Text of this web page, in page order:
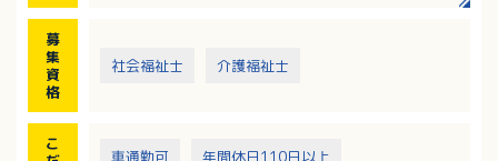
・マネジメント業務
・居宅、老人ホーム、医療機関への営業
募
集
資
格
社会福祉士 介護福祉士
こ
車通勤可 年間休日110日以上